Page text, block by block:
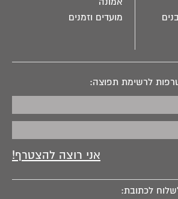
מועדים וזמנים
לרשימת תפוצה:
לכתובת: